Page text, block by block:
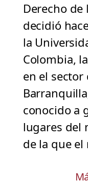
Derecho de
decidió
la
Colombia,
en el sector
conocido a
lugares del
de la que